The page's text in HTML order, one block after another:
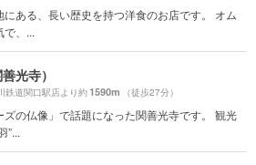
にある、長い歴史を持つ洋食のお店です。 オム
で、...
光寺）
鉄道関口駅店より約1590m （徒歩27分）
ズの仏像」で話題になった関善光寺です。 観光
”...